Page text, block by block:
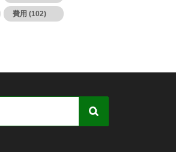
費用 (102)